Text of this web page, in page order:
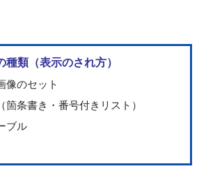
類（表示のされ方）
像のセット
箇条書き・番号付きリスト）
ブル